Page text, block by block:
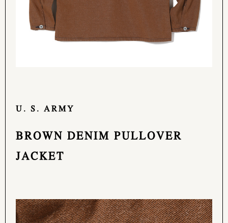
U. S. ARMY
BROWN DENIM PULLOVER
JACKET